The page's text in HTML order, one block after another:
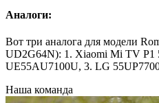
Аналоги:
Вот три аналога для модели
UD2G64N): 1. Xiaomi Mi TV P1
UE55AU7100U, 3. LG
Наша команда